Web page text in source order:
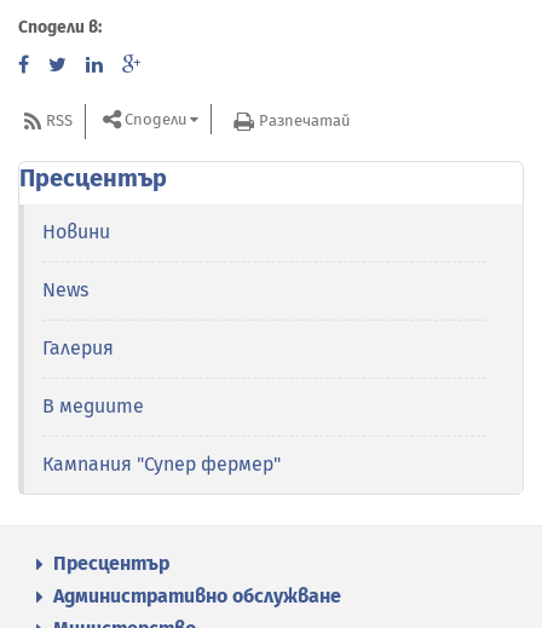
Сподели в:
RSS Сподели Разпечатай
Пресцентър
Новини
News
Галерия
В медиите
Кампания "Супер фермер"
Пресцентър
Административно обслужване